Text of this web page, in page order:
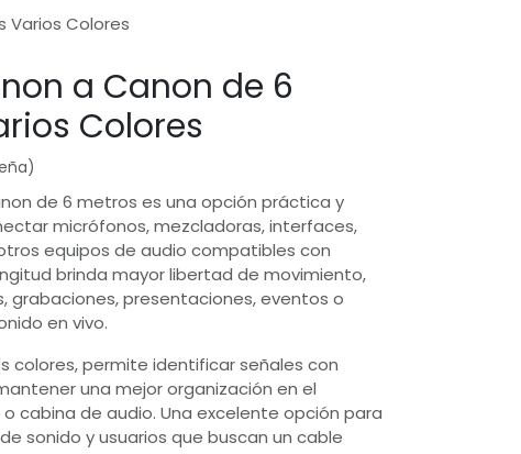
Varios Colores
a Canon de 6
Colores
de 6 metros es una opción práctica y
micrófonos, mezcladoras, interfaces,
equipos de audio compatibles con
brinda mayor libertad de movimiento,
grabaciones, presentaciones, eventos o
en vivo.
colores, permite identificar señales con
una mejor organización en el
cabina de audio. Una excelente opción para
sonido y usuarios que buscan un cable